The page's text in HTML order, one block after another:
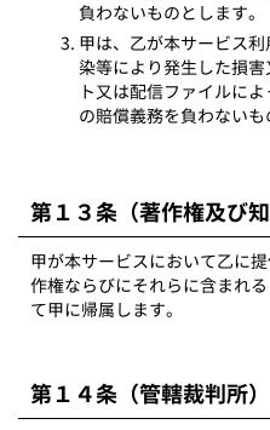
負わないものとします。
甲は、乙が本サービス
染等により発生した損
ト又は配信ファイルに
の賠償義務を負わないも
第１３条（著作権及び知
甲が本サービスにおいて乙に
作権ならびにそれらに含まれ
て甲に帰属します。
第１４条（管轄裁判所）